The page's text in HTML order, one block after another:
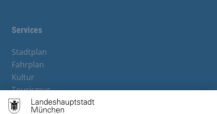
Services
Stadtplan
Fahrplan
Kultur
Tourismus
M-Strom